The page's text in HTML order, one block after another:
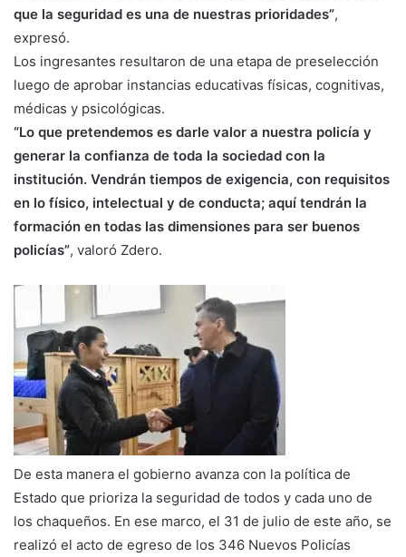
que la seguridad es una de nuestras prioridades”,
expresó.
Los ingresantes resultaron de una etapa de preselección
luego de aprobar instancias educativas físicas, cognitivas,
médicas y psicológicas.
“Lo que pretendemos es darle valor a nuestra policía y
generar la confianza de toda la sociedad con la
institución. Vendrán tiempos de exigencia, con requisitos
en lo físico, intelectual y de conducta; aquí tendrán la
formación en todas las dimensiones para ser buenos
policías”, valoró Zdero.
De esta manera el gobierno avanza con la política de
Estado que prioriza la seguridad de todos y cada uno de
los chaqueños. En ese marco, el 31 de julio de este año, se
realizó el acto de egreso de los 346 Nuevos Policías